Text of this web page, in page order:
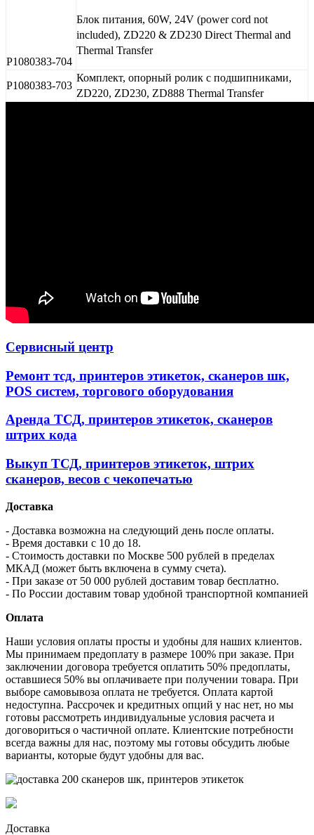
P1080383-704
Блок питания, 60W, 24V (power cord not
included), ZD220 & ZD230 Direct Thermal and
Thermal Transfer
P1080383-703
Комплект, опорный ролик с подшипниками,
ZD220, ZD230, ZD888 Thermal Transfer
Сервисный центр
Ремонт тсд, принтеров этикеток, сканеров шк,
POS систем, торгового оборудования
Аренда ТСД, принтеров этикеток, сканеров
штрих кода
Выкуп ТСД, принтеров этикеток, штрих
сканеров, весов с чекопечатью
Доставка
- Доставка возможна на следующий день после оплаты.
- Время доставки с 10 до 18.
- Стоимость доставки по Москве 500 рублей в пределах
МКАД (может быть включена в сумму счета).
- При заказе от 50 000 рублей доставим товар бесплатно.
- По России доставим товар удобной транспортной компанией
Оплата
Наши условия оплаты просты и удобны для наших клиентов.
Мы принимаем предоплату в размере 100% при заказе. При
заключении договора требуется оплатить 50% предоплаты,
оставшиеся 50% вы оплачиваете при получении товара. При
выборе самовывоза оплата не требуется. Оплата картой
недоступна. Рассрочек и кредитных опций у нас нет, но мы
готовы рассмотреть индивидуальные условия расчета и
договориться о частичной оплате. Клиентские потребности
всегда важны для нас, поэтому мы готовы обсудить любые
варианты, которые будут удобны для вас.
Доставка